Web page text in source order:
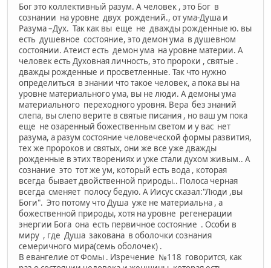
Бог это коллективный разум. А человек , это Бог в
сознании на уровне двух рождений., от ума-Душа и
Разума –Дух. Так как вы еще не дважды рожденные ю. вы
есть душевное состояние, это демон ума в душевном
состоянии. Атеист есть демон ума на уровне материи. А
человек есть Духовная личность, это пророки , святые .
дважды рожденные и просветленные. Так что нужно
определиться в знании что такое человек, а пока вы на
уровне материального ума, вы не люди. А демоны ума
материального переходного уровня. Вера без знаний
слепа, вы слепо верите в святые писания , но ваш ум пока
еще не озаренный божественным светом и у вас нет
разума, а разум состояние человеческой формы развития,
тех же пророков и святых, они же все уже дважды
рожденные в этих творениях и уже стали духом живым.. А
сознание это тот же ум, который есть вода , которая
всегда бывает двойственной природы.. Полоса черная
всегда сменяет полосу бедую. А Иисус сказал:"Люди ,вы
Боги". Это потому что Душа уже не материальна , а
божественной природы, хотя на уровне регенерации
энергии Бога она есть первичное состояние . Особи в
миру , где Душа закована в оболочки сознания
семеричного мира(семь оболочек) .
В евангелие от Фомы . Изречение №118 говорится, как